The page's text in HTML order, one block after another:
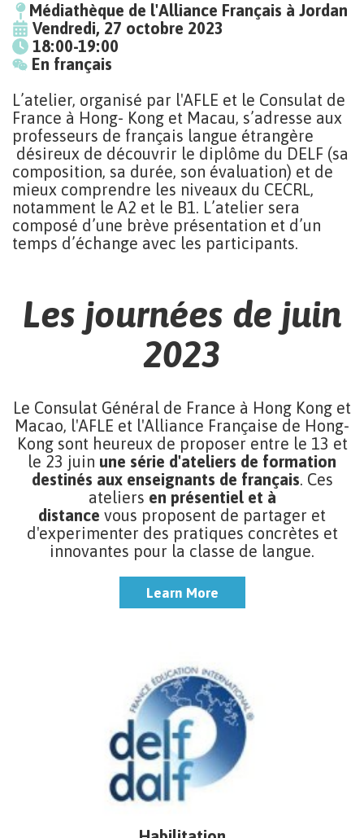
Médiathèque de l'Alliance Français à Jordan
Vendredi, 27 octobre 2023
18:00-19:00
En français
L’atelier, organisé par l'AFLE et le Consulat de
France à Hong- Kong et Macau, s’adresse aux
professeurs de français langue étrangère
désireux de découvrir le diplôme du DELF (sa
composition, sa durée, son évaluation) et de
mieux comprendre les niveaux du CECRL,
notamment le A2 et le B1. L’atelier sera
composé d’une brève présentation et d’un
temps d’échange avec les participants.
Les journées de juin
2023
Le Consulat Général de France à Hong Kong et
Macao, l'AFLE et l'Alliance Française de Hong-
Kong sont heureux de proposer entre le 13 et
le 23 juin une série d'ateliers de formation
destinés aux enseignants de français. Ces
ateliers en présentiel et à
distance vous proposent de partager et
d'experimenter des pratiques concrètes et
innovantes pour la classe de langue.
Learn More
Learn More